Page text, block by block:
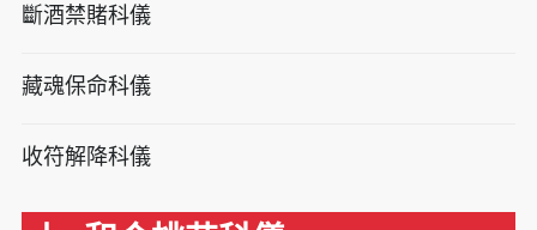
斷酒禁賭科儀
藏魂保命科儀
收符解降科儀